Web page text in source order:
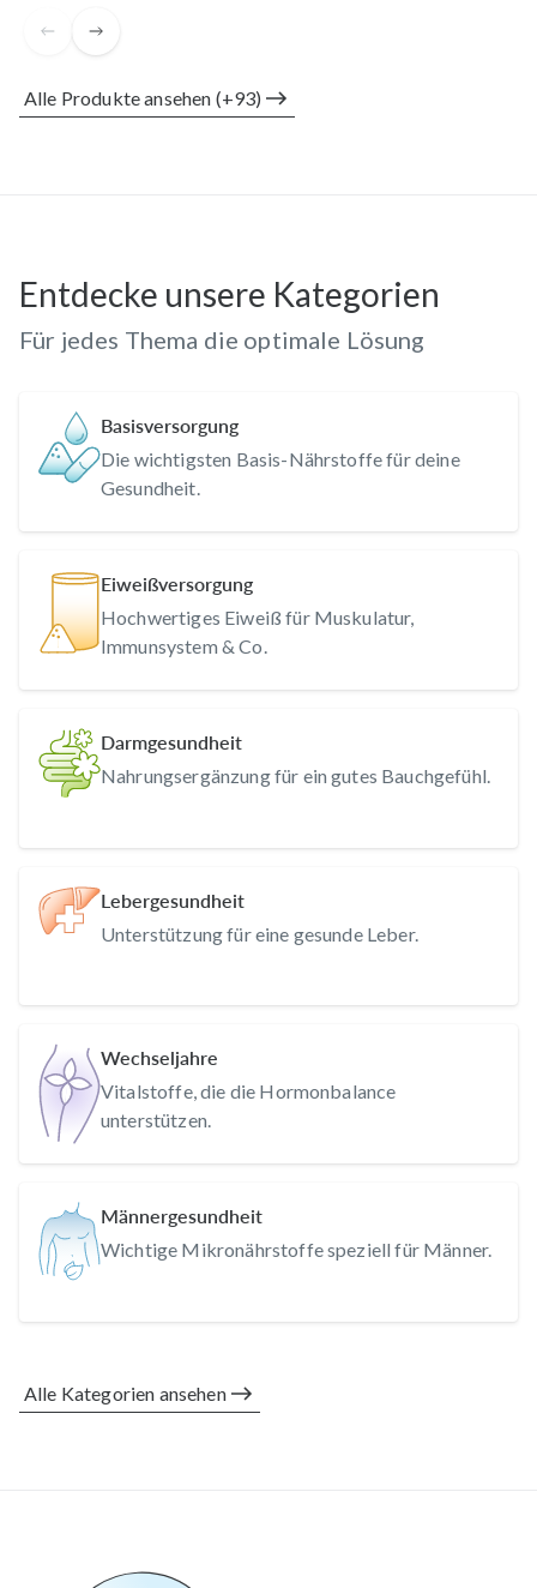
Alle Produkte ansehen (+93)
Entdecke unsere Kategorien
Für jedes Thema die optimale Lösung
Basisversorgung
Die wichtigsten Basis-Nährstoffe für deine
Gesundheit.
Eiweißversorgung
Hochwertiges Eiweiß für Muskulatur,
Immunsystem & Co.
Darmgesundheit
Nahrungsergänzung für ein gutes Bauchgefühl.
Lebergesundheit
Unterstützung für eine gesunde Leber.
Wechseljahre
Vitalstoffe, die die Hormonbalance
unterstützen.
Männergesundheit
Wichtige Mikronährstoffe speziell für Männer.
Alle Kategorien ansehen